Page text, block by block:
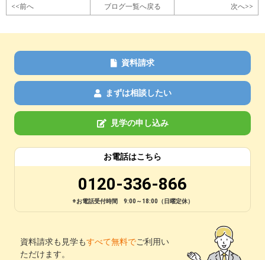
<<前へ ブログ一覧へ戻る 次へ>>
資料請求
まずは相談したい
見学の申し込み
お電話はこちら
0120-336-866
※お電話受付時間 9:00～18:00（日曜定休）
資料請求も見学もすべて無料でご利用い
ただけます。